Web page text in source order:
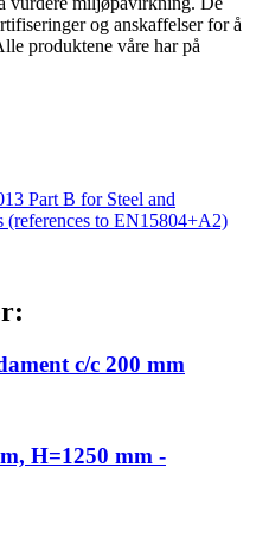
og anskaffelser for å
produktene våre har på
Part B for Steel and
to EN15804+A2)
c/c 200 mm
H=1250 mm -